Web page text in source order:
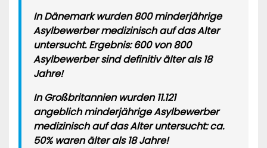
In Dänemark wurden 800 minderjährige
Asylbewerber medizinisch auf das Alter
untersucht. Ergebnis: 600 von 800
Asylbewerber sind definitiv älter als 18
Jahre!
In Großbritannien wurden 11.121
angeblich minderjährige Asylbewerber
medizinisch auf das Alter untersucht: ca.
50% waren älter als 18 Jahre!